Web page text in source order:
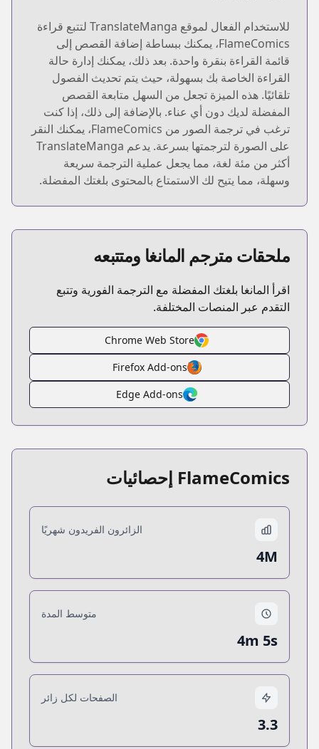
للاستخدام الفعال لموقع TranslateManga لتتبع قراءة
FlameComics، يمكنك ببساطة إضافة القصص إلى
قائمة القراءة بنقرة واحدة. بعد ذلك، يمكنك إدارة حالة
القراءة الخاصة بك بسهولة، حيث يتم تحديث الفصول
تلقائيًا. هذه الميزة تجعل من السهل متابعة القصص
المفضلة لديك دون أي عناء. بالإضافة إلى ذلك، إذا كنت
ترغب في ترجمة الصور من FlameComics، يمكنك النقر
على الصورة لترجمتها بسرعة. يدعم TranslateManga
أكثر من مئة لغة، مما يجعل عملية الترجمة سريعة
وسهلة، مما يتيح لك الاستمتاع بالمحتوى بلغتك المفضلة.
ملحقات مترجم المانغا ومتتبعه
اقرأ المانغا بلغتك المفضلة مع الترجمة الفورية وتتبع
التقدم عبر المنصات المختلفة.
Chrome Web Store
Firefox Add-ons
Edge Add-ons
FlameComics إحصائيات
الزائرون الفريدون شهريًا
4M
متوسط المدة
4m 5s
الصفحات لكل زائر
3.3